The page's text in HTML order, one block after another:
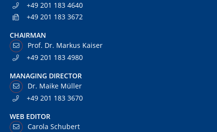
+49 201 183 4640
+49 201 183 3672
CHAIRMAN
Prof. Dr. Markus Kaiser
+49 201 183 4980
MANAGING DIRECTOR
Dr. Maike Müller
+49 201 183 3670
WEB EDITOR
Carola Schubert